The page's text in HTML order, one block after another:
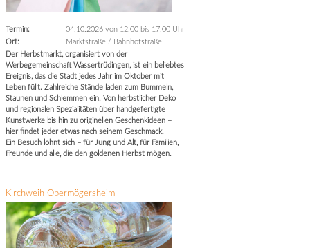
Termin: 04.10.2026 von 12:00 bis 17:00 Uhr
Ort:
Marktstraße / Bahnhofstraße
Der Herbstmarkt, organisiert von der
Werbegemeinschaft Wassertrüdingen, ist ein beliebtes
Ereignis, das die Stadt jedes Jahr im Oktober mit
Leben füllt. Zahlreiche Stände laden zum Bummeln,
Staunen und Schlemmen ein. Von herbstlicher Deko
und regionalen Spezialitäten über handgefertigte
Kunstwerke bis hin zu originellen Geschenkideen –
hier findet jeder etwas nach seinem Geschmack.
Ein Besuch lohnt sich – für Jung und Alt, für Familien,
Freunde und alle, die den goldenen Herbst mögen.
Kirchweih Obermögersheim